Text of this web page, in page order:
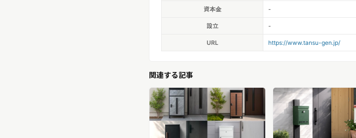
資本金 -
設立 -
URL https://www.tansu-gen.jp/
関連する記事